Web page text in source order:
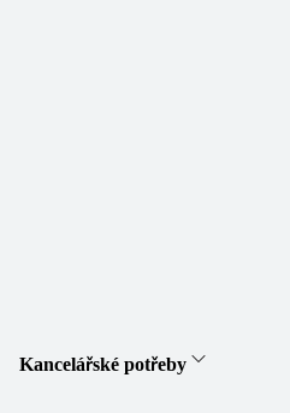
Kancelářské potřeby